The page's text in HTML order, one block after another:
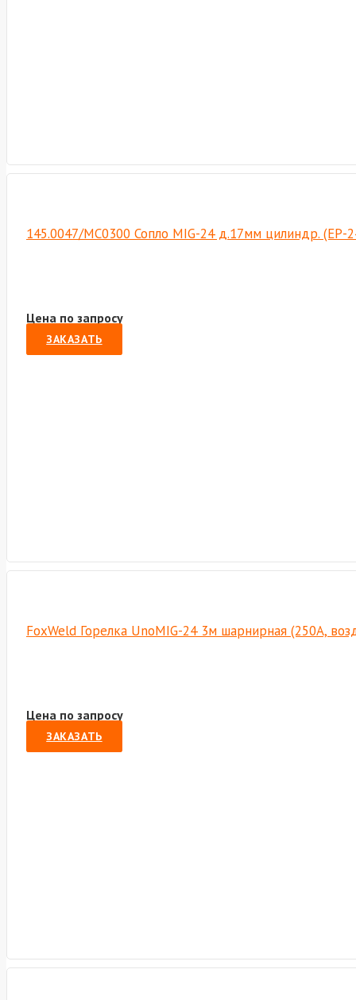
145.0047/МС0300 Сопло MIG-24 д.17мм цилиндр. (ЕР-
Цена по запросу
ЗАКАЗАТЬ
FoxWeld Горелка UnoMIG-24 3м шарнирная (250А,
Цена по запросу
ЗАКАЗАТЬ